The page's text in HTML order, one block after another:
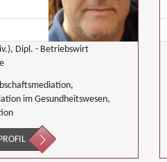
Dipl. - Betriebswirt
im Gesundheitswesen,